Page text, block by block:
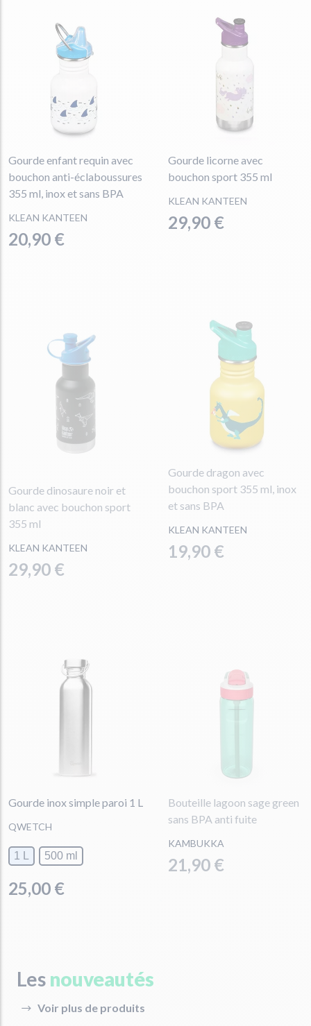
Gourde enfant requin avec
bouchon anti-éclaboussures
355 ml, inox et sans BPA
KLEAN KANTEEN
20,90 €
Gourde licorne avec
bouchon sport 355 ml
KLEAN KANTEEN
29,90 €
Gourde dinosaure noir et
blanc avec bouchon sport
355 ml
KLEAN KANTEEN
29,90 €
Gourde dragon avec
bouchon sport 355 ml, inox
et sans BPA
KLEAN KANTEEN
19,90 €
Gourde inox simple paroi 1 L
QWETCH
1 L 500 ml
25,00 €
Bouteille lagoon sage green
sans BPA anti fuite
KAMBUKKA
21,90 €
Les nouveautés
Voir plus de produits